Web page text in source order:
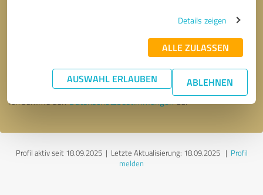
Details zeigen
ALLE ZULASSEN
AUSWAHL ERLAUBEN ABLEHNEN
* Erforderliche Angaben
Nachricht senden
Ich stimme denDatenschutzbestimmungenzu.
Profil aktiv seit 18.09.2025 | Letzte Aktualisierung: 18.09.2025| Profil
melden